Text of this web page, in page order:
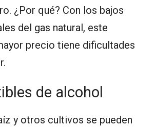
¿Por qué? Con los bajos
del gas natural, este
precio tiene dificultades
de alcohol
y otros cultivos se pueden